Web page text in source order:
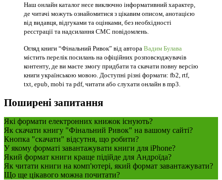
Наш онлайн каталог несе виключно інформативний характер,
де читачі можуть ознайомитися з цікавим описом, анотацією
від видавця, відгуками та оцінками, без необхідності
реєстрації та надсилання СМС повідомлень.
Огляд книги “Фінальний Ривок” від автора Вадим Булава
містить перелік посилань на офіційних розповсюджувачів
контенту, де ви маєте змогу придбати та скачати повну версію
книги українською мовою. Доступні різні формати: fb2, rtf,
txt, epub, mobi та pdf, читати або слухати онлайн в mp3.
Поширені запитання
Які формати електронних книжок існують?
Як скачати книгу "Фінальний Ривок" на вашому сайті?
Кнопка "скачати" відсутня, що робити?
У якому форматі завантажувати книги для iPhone?
Який формат книги краще підійде для Андроїда?
Як читати книги на комп'ютері, який формат завантажувати?
Що ще цікавого можна почитати?